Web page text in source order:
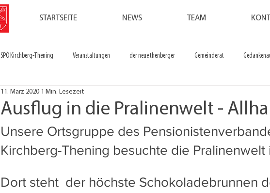
STARTSEITE NEWS TEAM
SPÖ Kirchberg-Thening Veranstaltungen der neue thenberger Gemeinderat
Ausflug in die Pralinenwelt -
11. März 2020 1 Min. Lesezeit
Unsere Ortsgruppe des
Kirchberg-Thening besuchte die Pralinenwelt
Dort steht  der höchste Schokoladebrunnen